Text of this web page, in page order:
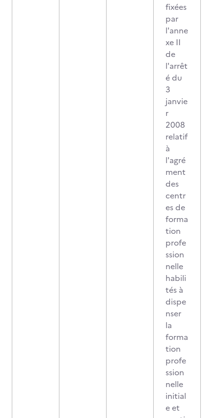
fixées
par
l'anne
xe II
de
l'arrêt
é du
3
janvie
r
2008
relatif
à
l'agré
ment
des
centr
es de
forma
tion
profe
ssion
nelle
habili
tés à
dispe
nser
la
forma
tion
profe
ssion
nelle
initial
e et